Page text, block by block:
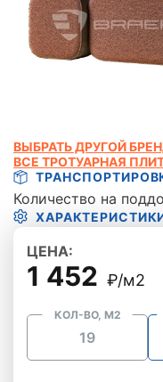
Количество на
ВЫБРАТЬ ДРУГОЙ
ВСЕ ТРОТУАРНАЯ
ЦЕНА:
1 452 ₽/м2
КОЛ-ВО, М2